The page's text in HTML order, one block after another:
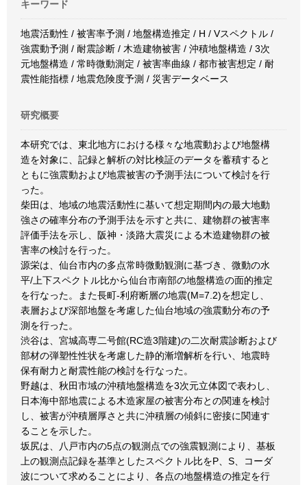
キーワード
地震活動性 / 被害率予測 / 地盤構造推定 / H / Vスペクトル /
強震動予測 / 耐震診断 / 木造建物被害 / 沖積地盤構造 / 3次
元地盤構造 / 常時微動測定 / 被害率曲線 / 都市被害想定 / 耐
震性能指標 / 地震危険度予測 / 災害データベース
研究概要
本研究では、東北地方における様々な地震動および地盤構
造を対象に、記録と解析の対比検証のデータを蓄積すると
ともに強震動および地震被害の予測手法について検討を行
った。
柴田は、地域の地震活動性に基いて想定期間内の最大地動
強さの確率分布の予測手法を示すと共に、建物群の被害率
評価手法を示し、阪神・淡路大震災による木造建物群の被
害率の検討を行った。
源栄は、仙台市内の多点常時微動観測に基づき、微動の水
平/上下スペクトル比から仙台市南部の地盤構造の面的推定
を行なった。また長町-利府断層の地震(M=7.2)を想定し、
表層および深部地盤を考慮した仙台地域の強震動分布の予
測を行った。
渋谷は、宮城高専二号館(RC造3階建)の二次耐震診断および
部材の弾塑性性状を考慮した静的漸増解析を行い、地震時
保有耐力と耐震性能の検討を行なった。
野越は、秋田市域の沖積地盤構造を3次元立体図で表わし、
日本海中部地震による木造家屋の被害分布との関連を検討
し、被害が沖積層厚さと共に沖積層の傾斜に密接に関連す
ることを示した。
坂尻は、八戸市内の5点の観測点での強震観測により、基板
上の観測点記録を基準としたスペクトル比をP、S、コーダ
波について求めることにより、各点の地盤構造の推定を行